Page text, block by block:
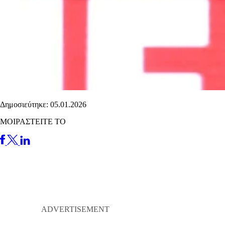
Δημοσιεύτηκε: 05.01.2026
ΜΟΙΡΑΣΤΕΙΤΕ ΤΟ